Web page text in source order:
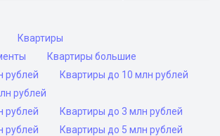
Квартиры
Квартиры большие
рублей
Квартиры до 10 млн рублей
рублей
рублей
Квартиры до 3 млн рублей
рублей
Квартиры до 5 млн рублей